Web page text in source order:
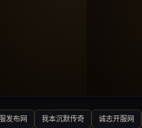
发布网 我本沉默传奇 诚志开服网